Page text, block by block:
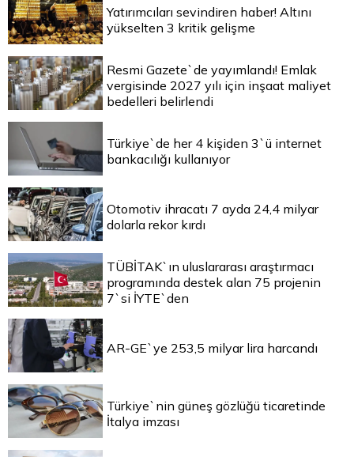
Yatırımcıları sevindiren haber! Altını
yükselten 3 kritik gelişme
Resmi Gazete`de yayımlandı! Emlak
vergisinde 2027 yılı için inşaat maliyet
bedelleri belirlendi
Türkiye`de her 4 kişiden 3`ü internet
bankacılığı kullanıyor
Otomotiv ihracatı 7 ayda 24,4 milyar
dolarla rekor kırdı
TÜBİTAK`ın uluslararası araştırmacı
programında destek alan 75 projenin
7`si İYTE`den
AR-GE`ye 253,5 milyar lira harcandı
Türkiye`nin güneş gözlüğü ticaretinde
İtalya imzası